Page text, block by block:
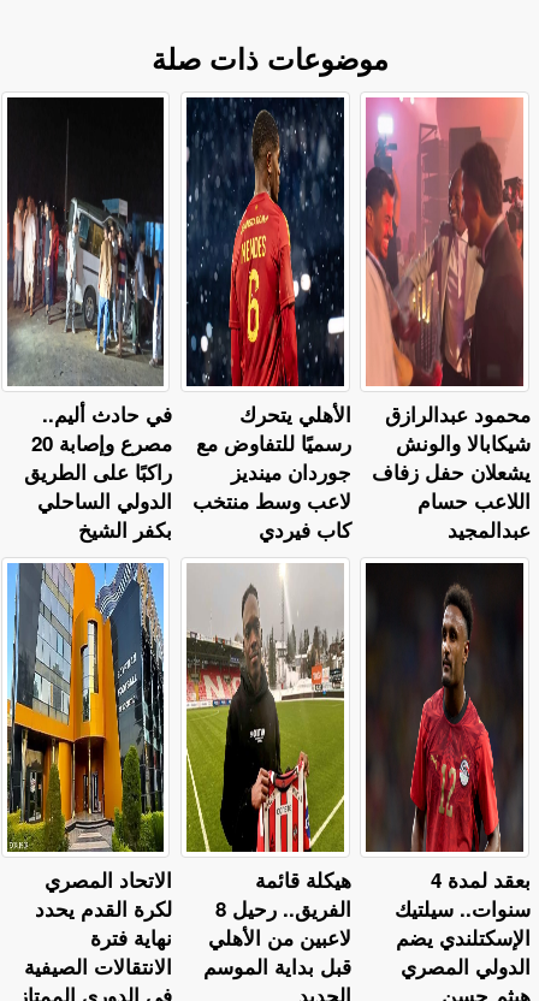
موضوعات ذات صلة
في حادث أليم..
مصرع وإصابة 20
راكبًا على الطريق
الدولي الساحلي
بكفر الشيخ
الأهلي يتحرك
رسميًا للتفاوض مع
جوردان مينديز
لاعب وسط منتخب
كاب فيردي
محمود عبدالرازق
شيكابالا والونش
يشعلان حفل زفاف
اللاعب حسام
عبدالمجيد
الاتحاد المصري
لكرة القدم يحدد
نهاية فترة
الانتقالات الصيفية
في الدوري الممتاز
هيكلة قائمة
الفريق.. رحيل 8
لاعبين من الأهلي
قبل بداية الموسم
الجديد
بعقد لمدة 4
سنوات.. سيلتيك
الإسكتلندي يضم
الدولي المصري
هيثم حسن